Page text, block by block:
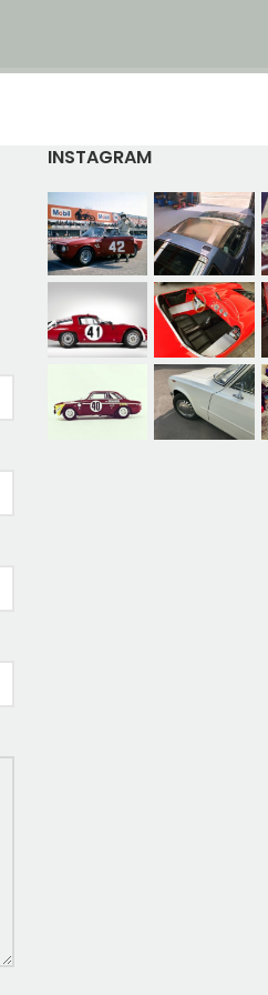
INSTAGRAM